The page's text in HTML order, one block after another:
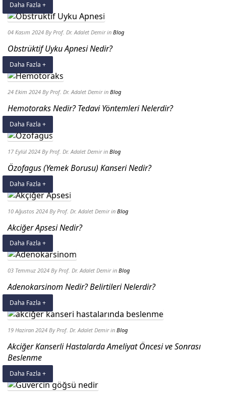
Daha Fazla +
04 Kasım 2024 By Prof. Dr. Adalet Demir in Blog
Obstrüktif Uyku Apnesi Nedir?
Daha Fazla +
24 Ekim 2024 By Prof. Dr. Adalet Demir in Blog
Hemotoraks Nedir? Tedavi Yöntemleri Nelerdir?
Daha Fazla +
17 Eylül 2024 By Prof. Dr. Adalet Demir in Blog
Özofagus (Yemek Borusu) Kanseri Nedir?
Daha Fazla +
10 Ağustos 2024 By Prof. Dr. Adalet Demir in Blog
Akciğer Apsesi Nedir?
Daha Fazla +
03 Temmuz 2024 By Prof. Dr. Adalet Demir in Blog
Adenokarsinom Nedir? Belirtileri Nelerdir?
Daha Fazla +
19 Haziran 2024 By Prof. Dr. Adalet Demir in Blog
Akciğer Kanserli Hastalarda Ameliyat Öncesi ve Sonrası
Beslenme
Daha Fazla +